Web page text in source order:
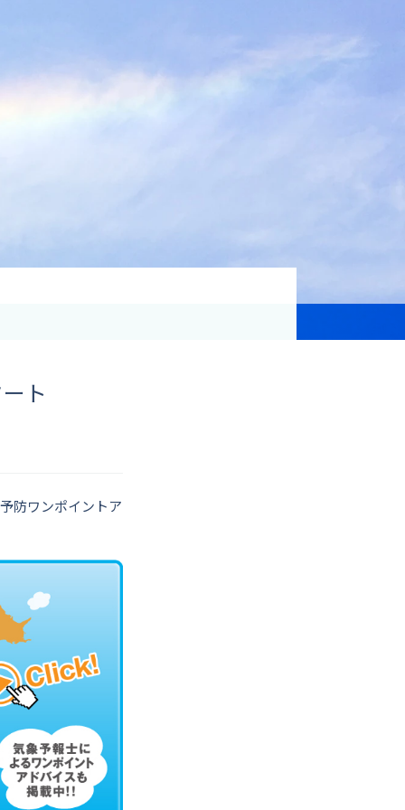
気象予報士講座について
ト
防ワンポイントア